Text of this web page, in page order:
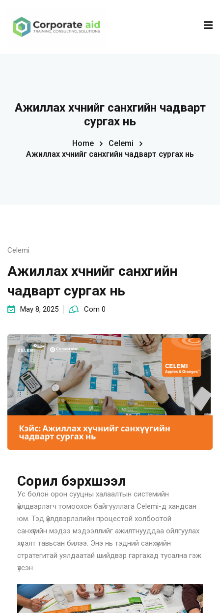
Ажиллах хүчнийг санхүүгийн чадварт
сургах нь
Home
Celemi
Ажиллах хүчнийг санхүүгийн чадварт сургах нь
Celemi
Ажиллах хүчнийг санхүүгийн
чадварт сургах нь
May 8, 2025 Com 0
Сорил бэрхшээл
Ус болон орон сууцны халаалтын системийн
үйлдвэрлэгч томоохон байгууллага Celemi-д хандсан
юм. Тэд үйлдвэрлэлийн процестой холбоотой
санхүүгийн мэдээ мэдээллийг ажилтнууддаа ойлгуулах
хүсэлт тавьсан билээ. Энэ нь тэдний санхүүгийн
стратегитай уялдаатай шийдвэр гаргахад тусална гэж
үзсэн.
Sign in